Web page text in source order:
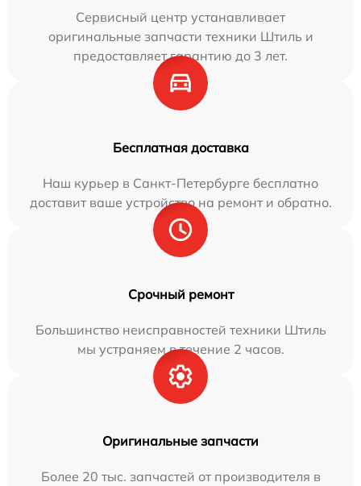
Сервисный центр устанавливает
оригинальные запчасти техники Штиль и
предоставляет гарантию до 3 лет.
Бесплатная доставка
Наш курьер в Санкт-Петербурге бесплатно
доставит ваше устройство на ремонт и обратно.
Срочный ремонт
Большинство неисправностей техники Штиль
мы устраняем в течение 2 часов.
Оригинальные запчасти
Более 20 тыс. запчастей от производителя в